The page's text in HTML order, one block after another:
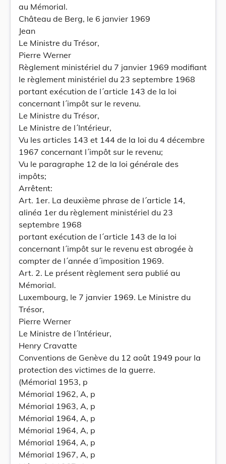
au Mémorial.
Château de Berg, le 6 janvier 1969
Jean
Le Ministre du Trésor,
Pierre Werner
Règlement ministériel du 7 janvier 1969 modifiant
le règlement ministériel du 23 septembre 1968
portant exécution de l´article 143 de la loi
concernant l´impôt sur le revenu.
Le Ministre du Trésor,
Le Ministre de l´Intérieur,
Vu les articles 143 et 144 de la loi du 4 décembre
1967 concernant l´impôt sur le revenu;
Vu le paragraphe 12 de la loi générale des
impôts;
Arrêtent:
Art. 1er. La deuxième phrase de l´article 14,
alinéa 1er du règlement ministériel du 23
septembre 1968
portant exécution de l´article 143 de la loi
concernant l´impôt sur le revenu est abrogée à
compter de l´année d´imposition 1969.
Art. 2. Le présent règlement sera publié au
Mémorial.
Luxembourg, le 7 janvier 1969. Le Ministre du
Trésor,
Pierre Werner
Le Ministre de l´Intérieur,
Henry Cravatte
Conventions de Genève du 12 août 1949 pour la
protection des victimes de la guerre.
(Mémorial 1953, p
Mémorial 1962, A, p
Mémorial 1963, A, p
Mémorial 1964, A, p
Mémorial 1964, A, p
Mémorial 1964, A, p
Mémorial 1967, A, p